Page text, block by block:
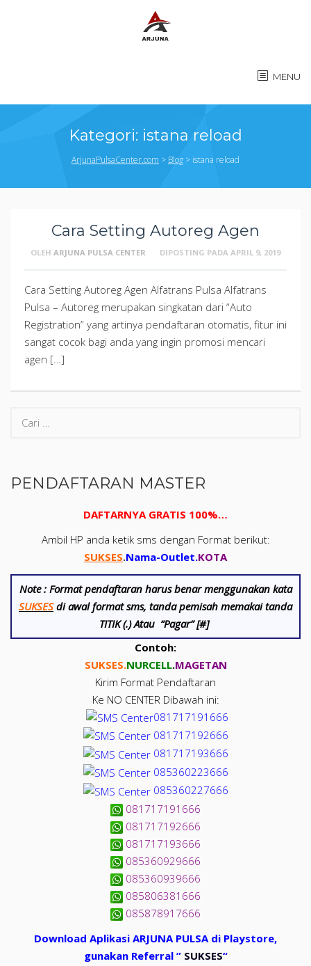
MENU
Kategori: istana reload
ArjunaPulsaCenter.com > Blog > istana reload
Cara Setting Autoreg Agen
OLEH ARJUNA PULSA CENTER DIPOSTING PADA APRIL 9, 2019
Cara Setting Autoreg Agen Alfatrans Pulsa Alfatrans
Pulsa – Autoreg merupakan singkatan dari “Auto
Registration” yang artinya pendaftaran otomatis, fitur ini
sangat cocok bagi anda yang ingin promosi mencari
agen […]
PENDAFTARAN MASTER
DAFTARNYA GRATIS 100%…
Ambil HP anda ketik sms dengan Format berikut:
SUKSES.Nama-Outlet.KOTA
Note : Format pendaftaran harus benar menggunakan kata
SUKSESdi awal format sms, tanda pemisah memakai tanda
TITIK (.) Atau “Pagar” [#]
Contoh:
SUKSES.NURCELL.MAGETAN
Kirim Format Pendaftaran
Ke NO CENTER Dibawah ini:
081717191666
081717192666
081717193666
085360223666
085360227666
081717191666
081717192666
081717193666
085360929666
085360939666
085806381666
085878917666
Download Aplikasi ARJUNA PULSA di Playstore,
gunakan Referral ” SUKSES“